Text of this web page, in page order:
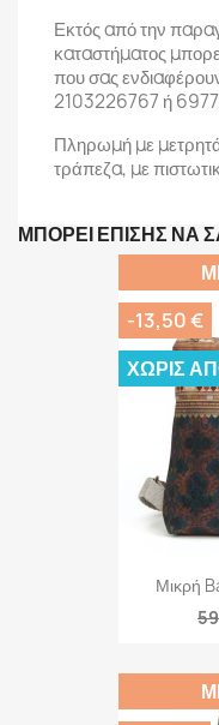
Εκτός από την
καταστήματος
που σας
2103226767 ή
Πληρωμή με
τράπεζα, με
ΜΠΟΡΕΊ ΕΠΊΣΗΣ ΝΑ
Μικρή
-13,50 €
ΧΩΡΊΣ